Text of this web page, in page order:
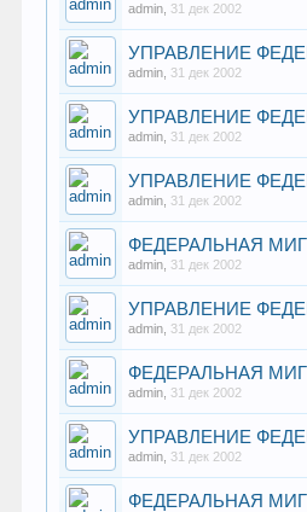
admin 31 дек 2002
УПРАВЛЕНИЕ
admin 31 дек 2002
УПРАВЛЕНИЕ
admin 31 дек 2002
УПРАВЛЕНИЕ
admin 31 дек 2002
ФЕДЕРАЛЬНАЯ
admin 31 дек 2002
УПРАВЛЕНИЕ
admin 31 дек 2002
ФЕДЕРАЛЬНАЯ
admin 31 дек 2002
УПРАВЛЕНИЕ
admin 31 дек 2002
ФЕДЕРАЛЬНАЯ